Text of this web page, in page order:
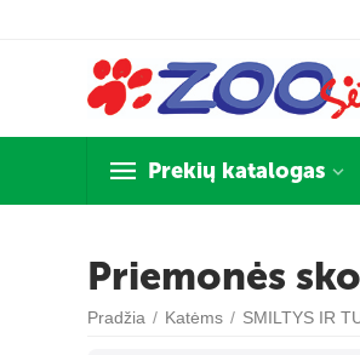
Prekių katalogas
Priemonės
Pradžia / Katėms / SMILTYS IR